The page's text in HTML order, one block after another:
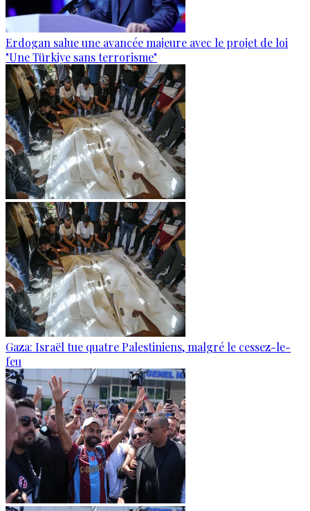
Erdogan salue une avancée majeure avec le projet de loi
"Une Türkiye sans terrorisme"
Gaza: Israël tue quatre Palestiniens, malgré le cessez-le-
feu